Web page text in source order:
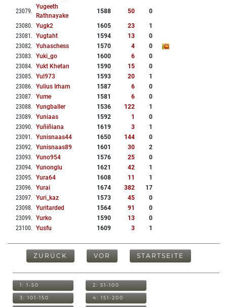
23079.
Yugeeth
Rathnayake
1588 50 0
23080. Yugk2 1605 23
1
23081 . Yugtaht 1594 13
0
23082. Yuhaschess 1570 4
0
23083. Yuki_go 1600 6
0
23084. Yukt Khetan 1590 15
0
23085. Yul973 1593 20
1
23086. Yulius Irham 1587 6
0
23087. Yume 1581 6
0
23088. Yungballer 1536 122
1
23089. Yuniaas 1592 1
0
23090. Yuñiñiana 1619 3
1
23091 . Yunisnaas44 1650 144
0
23092. Yunisnaas89 1601 30
2
23093. Yuno954 1576 25
0
23094. Yunonglu 1621 42
1
23095. Yura64 1608 11
1
23096. Yurai 1674 382
17
23097. Yuri_kaz 1573 45
0
23098. Yuritarded 1564 91
0
23099. Yurko 1590 13
0
23100. Yusfu 1609 3 1
ZURÜCK VOR STARTSEITE
1: 1-50 2: 51-100
3: 101-150 4: 151-200